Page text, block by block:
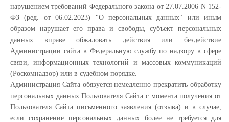
нарушением требований Федерального закона от 27.07.2006 N 152-
ФЗ (ред. от 06.02.2023) "О персональных данных" или иным
образом нарушает его права и свободы, субъект персональных
данных вправе обжаловать действия или бездействие
Администрации сайта в Федеральную службу по надзору в сфере
связи, информационных технологий и массовых коммуникаций
(Роскомнадзор) или в судебном порядке.
Администрация Сайта обязуется немедленно прекратить обработку
персональных данных Пользователя Сайта с момента получения от
Пользователя Сайта письменного заявления (отзыва) и в случае,
если сохранение персональных данных более не требуется для